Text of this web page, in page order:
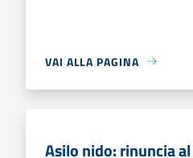
VAI ALLA PAGINA
Asilo nido: rinuncia